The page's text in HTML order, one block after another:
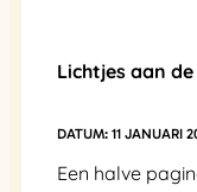
Lichtjes aan
11 JANUARI
Een halve